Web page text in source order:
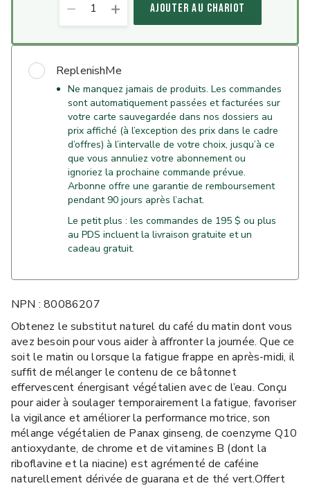
1 AJOUTER AU CHARIOT
ReplenishMe
Ne manquez jamais de produits. Les commandes
sont automatiquement passées et facturées sur
votre carte sauvegardée dans nos dossiers au
prix affiché (à l’exception des prix dans le cadre
d’offres) à l’intervalle de votre choix, jusqu’à ce
que vous annuliez votre abonnement ou
ignoriez la prochaine commande prévue.
Arbonne offre une garantie de remboursement
pendant 90 jours après l’achat.
Le petit plus : les commandes de 195 $ ou plus
au PDS incluent la livraison gratuite et un
cadeau gratuit.
NPN : 80086207
Obtenez le substitut naturel du café du matin dont vous
avez besoin pour vous aider à affronter la journée. Que ce
soit le matin ou lorsque la fatigue frappe en après-midi, il
suffit de mélanger le contenu de ce bâtonnet
effervescent énergisant végétalien avec de l’eau. Conçu
pour aider à soulager temporairement la fatigue, favoriser
la vigilance et améliorer la performance motrice, son
mélange végétalien de Panax ginseng, de coenzyme Q10
antioxydante, de chrome et de vitamines B (dont la
riboflavine et la niacine) est agrémenté de caféine
naturellement dérivée de guarana et de thé vert.Offert